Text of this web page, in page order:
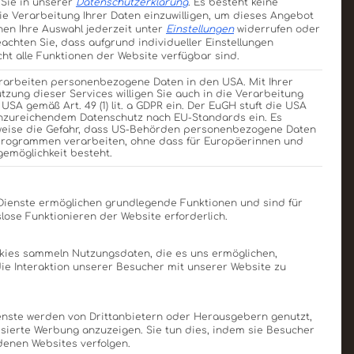
Sie uns von Ihrem
wer weiß: Vielleicht
in unserer Datenschutzerklärung. Es besteht keine
Verarbeitung Ihrer Daten einzuwilligen, um dieses Angebot
Ihre Auswahl jederzeit unter Einstellungenwiderrufen oder
Sie, dass aufgrund individueller Einstellungen
alle Funktionen der Website verfügbar sind.
personenbezogene Daten in den USA. Mit Ihrer
dieser Services willigen Sie auch in die Verarbeitung
gemäß Art. 49 (1) lit. a GDPR ein. Der EuGH stuft die USA
Datenschutz nach EU-Standards ein. Es
die Gefahr, dass US-Behörden personenbezogene Daten
verarbeiten, ohne dass für Europäerinnen und
besteht.
der Service-Gruppen, für die eine Einwilligung
ermöglichen grundlegende Funktionen und sind für
Funktionieren der Website erforderlich.
sammeln Nutzungsdaten, die es uns ermöglichen,
Interaktion unserer Besucher mit unserer Website zu
werden von Drittanbietern oder Herausgebern genutzt,
Werbung anzuzeigen. Sie tun dies, indem sie Besucher
Websites verfolgen.